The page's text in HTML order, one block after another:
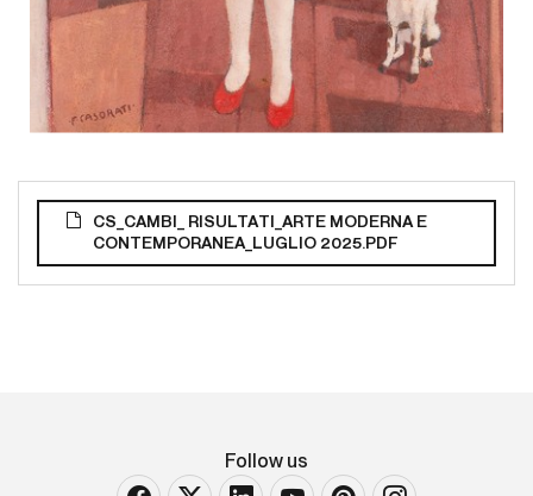
CS_CAMBI_ RISULTATI_ARTE MODERNA E
CONTEMPORANEA_LUGLIO 2025.PDF
Follow us